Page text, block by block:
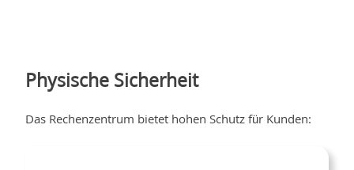
Physische Sicherheit
Das Rechenzentrum bietet hohen Schutz für Kunden: